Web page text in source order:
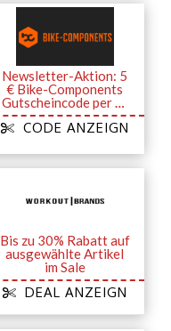
Newsletter-Aktion: 5
€ Bike-Components
Gutscheincode per E-
Mail ab 60 €
CODE ANZEIGN
Bis zu 30% Rabatt auf
ausgewählte Artikel
im Sale
DEAL ANZEIGN